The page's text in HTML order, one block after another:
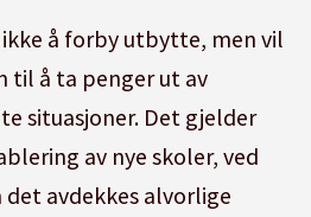
å forby utbytte, men vil
til å ta penger ut av
situasjoner. Det gjelder
av nye skoler, ved
avdekkes alvorlige